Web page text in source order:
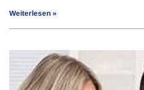
Weiterlesen »